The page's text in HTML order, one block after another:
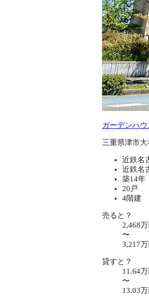
ガーデンハウ
三重県津市大
近鉄名
近鉄名
築14年
20戸
4階建
売ると？
2,468万
〜
3,217万
貸すと？
11.64万
〜
13.03万